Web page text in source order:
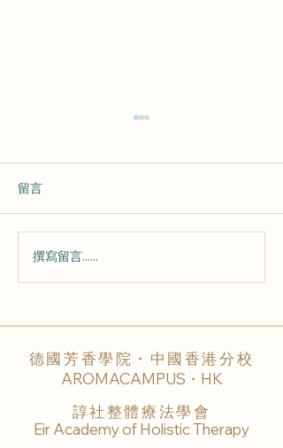
💕 從 心 而 來 的 香 氣
220802 💕
留言
撰寫留言......
德國芳香學院・中國香港分校
AROMACAMPUS・HK
諄社整體療法學會
Eir Academy of Holistic Therapy